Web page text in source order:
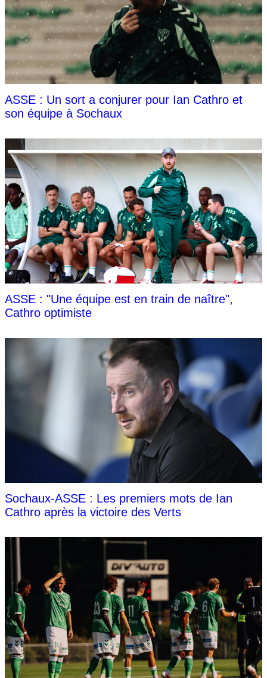
ASSE : Un sort a conjurer pour Ian Cathro et
son équipe à Sochaux
ASSE : "Une équipe est en train de naître",
Cathro optimiste
Sochaux-ASSE : Les premiers mots de Ian
Cathro après la victoire des Verts